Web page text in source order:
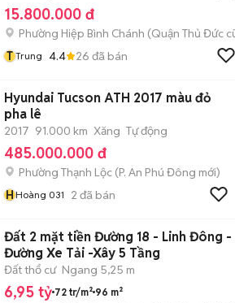
15.800.000 đ
Phường Hiệp Bình Chánh (Quận Thủ Đức cũ)
T Trung 4.4 26 đã bán
Hyundai Tucson ATH 2017 màu đỏ
pha lê
2017 91.000 km Xăng Tự động
485.000.000 đ
Phường Thạnh Lộc (P. An Phú Đông mới)
HHoàng 031 2 đã bán
Đất 2 mặt tiền Đường 18 - Linh Đông -
Đường Xe Tải -Xây 5 Tầng
Đất thổ cư Ngang 5,25 m
6,95 tỷ 72 tr/m² 96 m²